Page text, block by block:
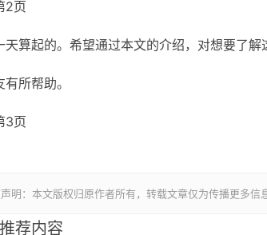
2页
天算起的。希望通过本文的介绍，对想要了解
有所帮助。
3页
明：本文版权归原作者所有，转载文章仅为传播更多信
推荐内容